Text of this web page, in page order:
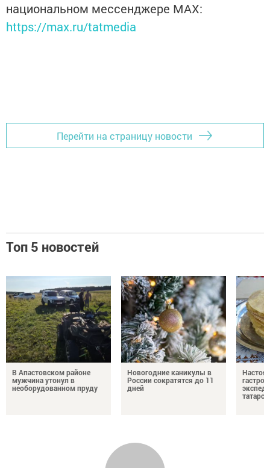
национальном мессенджере MАХ:
https://max.ru/tatmedia
Перейти на страницу новости
Топ 5 новостей
В Апастовском районе
мужчина утонул в
необорудованном пруду
Новогодние каникулы в
России сократятся до 11
дней